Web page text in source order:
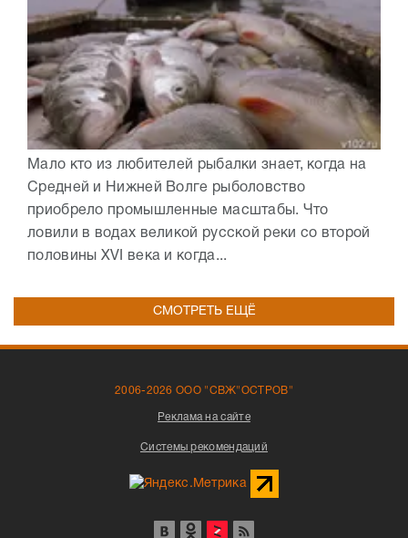
Мало кто из любителей рыбалки знает, когда на
Средней и Нижней Волге рыболовство
приобрело промышленные масштабы. Что
ловили в водах великой русской реки со второй
половины XVI века и когда...
СМОТРЕТЬ ЕЩЁ
2006-2026 ООО "СВЖ"ОСТРОВ"
Реклама на сайте
Системы рекомендаций